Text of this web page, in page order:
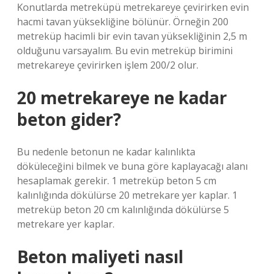
Konutlarda metreküpü metrekareye çevirirken evin
hacmi tavan yüksekliğine bölünür. Örneğin 200
metreküp hacimli bir evin tavan yüksekliğinin 2,5 m
olduğunu varsayalım. Bu evin metreküp birimini
metrekareye çevirirken işlem 200/2 olur.
20 metrekareye ne kadar
beton gider?
Bu nedenle betonun ne kadar kalınlıkta
döküleceğini bilmek ve buna göre kaplayacağı alanı
hesaplamak gerekir. 1 metreküp beton 5 cm
kalınlığında dökülürse 20 metrekare yer kaplar. 1
metreküp beton 20 cm kalınlığında dökülürse 5
metrekare yer kaplar.
Beton maliyeti nasıl